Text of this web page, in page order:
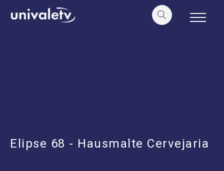
conteúdo
Elipse 68 - Hausmalte Cervejaria